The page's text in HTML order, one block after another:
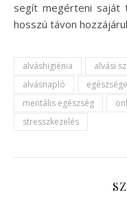
segít megérteni saját
hosszú távon
alváshigiénia alvási
alvásnapló
mentális egészség
stresszkezelés